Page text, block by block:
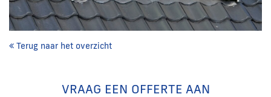
Terug naar het overzicht
VRAAG EEN OFFERTE AAN